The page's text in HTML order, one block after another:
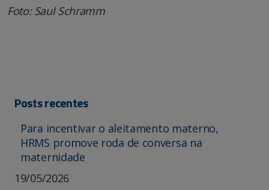
Foto: Saul Schramm
Posts recentes
Para incentivar o aleitamento materno,
HRMS promove roda de conversa na
maternidade
19/05/2026